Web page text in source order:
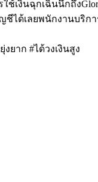
ช้เงินฉุกเฉินนึกถึง
ได้เลยพนักงานบริก
ยาก #ได้วงเงินสูง